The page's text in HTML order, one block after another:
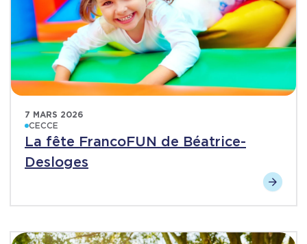
7 MARS 2026
CECCE
La fête FrancoFUN de Béatrice-
Desloges